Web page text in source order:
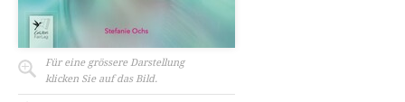
Für eine grössere Darstellung
klicken Sie auf das Bild.